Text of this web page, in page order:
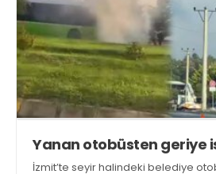
Yanan otobüsten geriye
İzmit’te seyir halindeki belediye